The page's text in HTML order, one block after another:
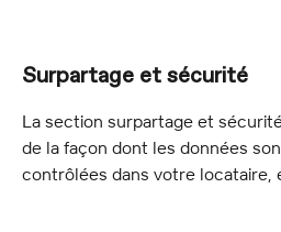
Surpartage et sécurité
La section surpartage et
de la façon dont les données
contrôlées dans votre locataire,